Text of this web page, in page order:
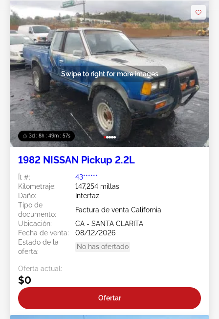
3d : 8h : 49m : 54s
Swipe to right for more images
1982 NISSAN Pickup 2.2L
Ít #:
43******
Kilometraje:
147,254 millas
Daño:
Interfaz
Tipo de
documento:
Factura de venta California
Ubicación:
CA - SANTA CLARITA
Fecha de venta:
08/12/2026
Estado de la
oferta:
No has ofertado
Oferta actual:
$0
Ofertar